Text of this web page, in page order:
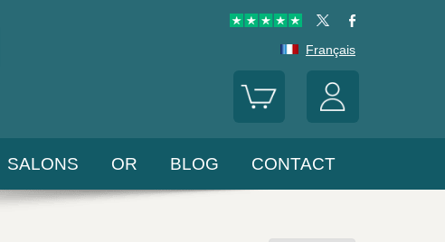
Français
SALONS OR BLOG CONTACT